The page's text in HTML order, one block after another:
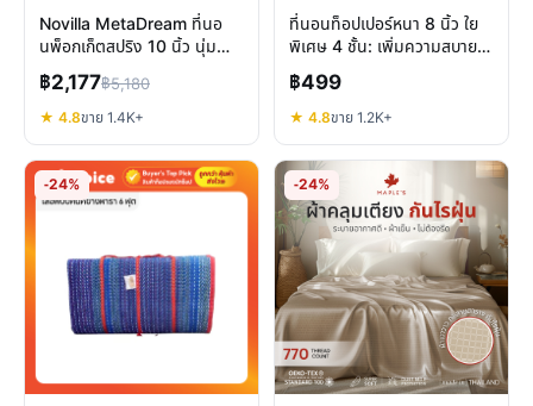
Novilla MetaDream ที่นอ
นพ็อกเก็ตสปริง 10 นิ้ว นุ่ม
เงียบ ระบายอากาศดี
฿2,177฿5,180
★ 4.8ขาย 1.4K+
ที่นอนท็อปเปอร์หนา 8 นิ้ว ใย
พิเศษ 4 ชั้น: เพิ่มความสบาย
แก้ปวดหลัง
฿499
★ 4.8ขาย 1.2K+
-24% -24%